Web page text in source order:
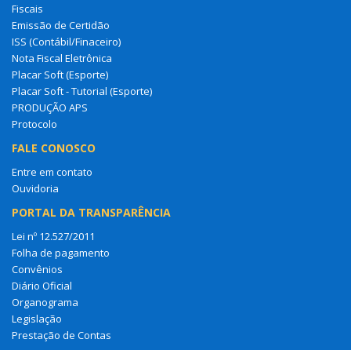
Fiscais
Emissão de Certidão
ISS (Contábil/Finaceiro)
Nota Fiscal Eletrônica
Placar Soft (Esporte)
Placar Soft - Tutorial (Esporte)
PRODUÇÃO APS
Protocolo
FALE CONOSCO
Entre em contato
Ouvidoria
PORTAL DA TRANSPARÊNCIA
Lei nº 12.527/2011
Folha de pagamento
Convênios
Diário Oficial
Organograma
Legislação
Prestação de Contas